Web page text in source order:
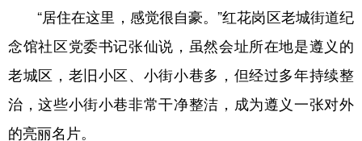
“居住在这里，感觉很自豪。”红花岗区老城街道纪
念馆社区党委书记张仙说，虽然会址所在地是遵义的
老城区，老旧小区、小街小巷多，但经过多年持续整
治，这些小街小巷非常干净整洁，成为遵义一张对外
的亮丽名片。